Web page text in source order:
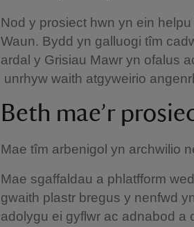
Nod y prosiect hwn yn ein
Waun. Bydd yn galluogi tîm
ardal y Grisiau Mawr yn ofalus
unrhyw waith atgyweirio
Beth mae’r
Mae tîm arbenigol yn archwilio
Mae sgaffaldau a phlatfform
gwaith plastr bregus y nenfwd
adolygu ei gyflwr ac adnabod a